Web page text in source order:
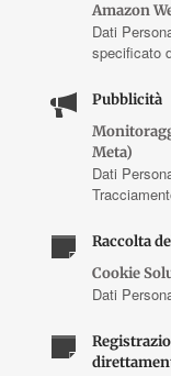
Amazon
Dati
specificato
Pubblicità
Meta)
Dati
Raccolta
Cookie
Dati